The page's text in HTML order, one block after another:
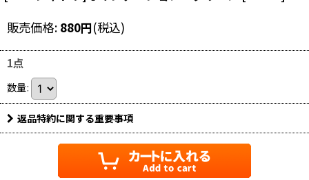
販売価格: 880円(税込)
1点
数量:
返品特約に関する重要事項